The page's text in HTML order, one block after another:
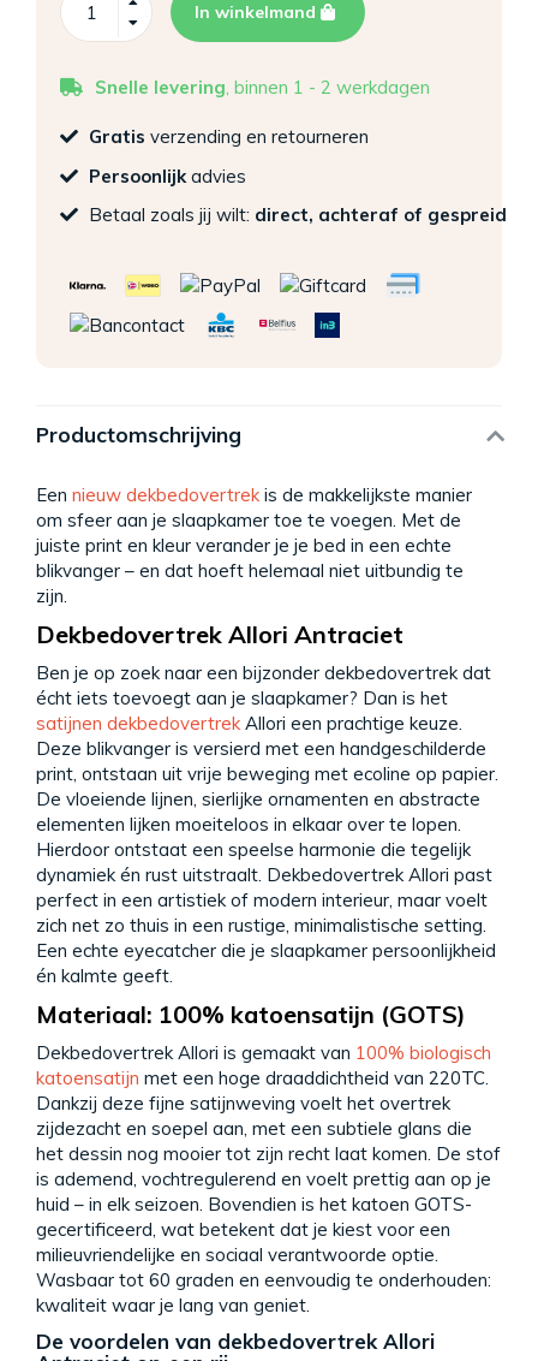
In winkelmand
Snelle levering, binnen 1 - 2 werkdagen
Gratis verzending en retourneren
Persoonlijk advies
Betaal zoals jij wilt: direct, achteraf of gespreid
Productomschrijving
Een nieuw dekbedovertrekis de makkelijkste manier
om sfeer aan je slaapkamer toe te voegen. Met de
juiste print en kleur verander je je bed in een echte
blikvanger – en dat hoeft helemaal niet uitbundig te
zijn.
Dekbedovertrek Allori Antraciet
Ben je op zoek naar een bijzonder dekbedovertrek dat
écht iets toevoegt aan je slaapkamer? Dan is het
satijnen dekbedovertrekAllori een prachtige keuze.
Deze blikvanger is versierd met een handgeschilderde
print, ontstaan uit vrije beweging met ecoline op papier.
De vloeiende lijnen, sierlijke ornamenten en abstracte
elementen lijken moeiteloos in elkaar over te lopen.
Hierdoor ontstaat een speelse harmonie die tegelijk
dynamiek én rust uitstraalt. Dekbedovertrek Allori past
perfect in een artistiek of modern interieur, maar voelt
zich net zo thuis in een rustige, minimalistische setting.
Een echte eyecatcher die je slaapkamer persoonlijkheid
én kalmte geeft.
Materiaal: 100% katoensatijn (GOTS)
Dekbedovertrek Allori is gemaakt van 100% biologisch
katoensatijn met een hoge draaddichtheid van 220TC.
Dankzij deze fijne satijnweving voelt het overtrek
zijdezacht en soepel aan, met een subtiele glans die
het dessin nog mooier tot zijn recht laat komen. De stof
is ademend, vochtregulerend en voelt prettig aan op je
huid – in elk seizoen. Bovendien is het katoen GOTS-
gecertificeerd, wat betekent dat je kiest voor een
milieuvriendelijke en sociaal verantwoorde optie.
Wasbaar tot 60 graden en eenvoudig te onderhouden:
kwaliteit waar je lang van geniet.
De voordelen van dekbedovertrek Allori